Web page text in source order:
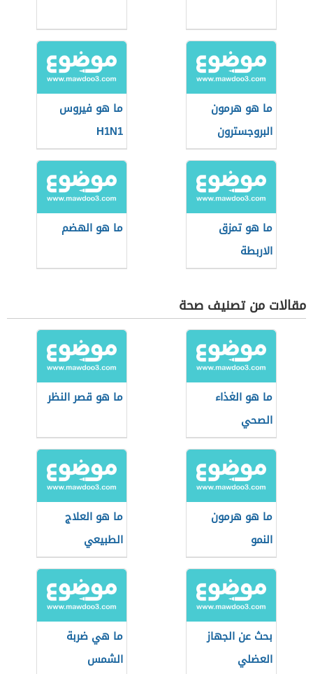
ما هو هرمون
البروجسترون
ما هو فيروس
H1N1
ما هو تمزق
الاربطة
ما هو الهضم
مقالات من تصنيف صحة
ما هو الغذاء
الصحي
ما هو قصر النظر
ما هو هرمون
النمو
ما هو العلاج
الطبيعي
بحث عن الجهاز
العضلي
ما هي ضربة
الشمس